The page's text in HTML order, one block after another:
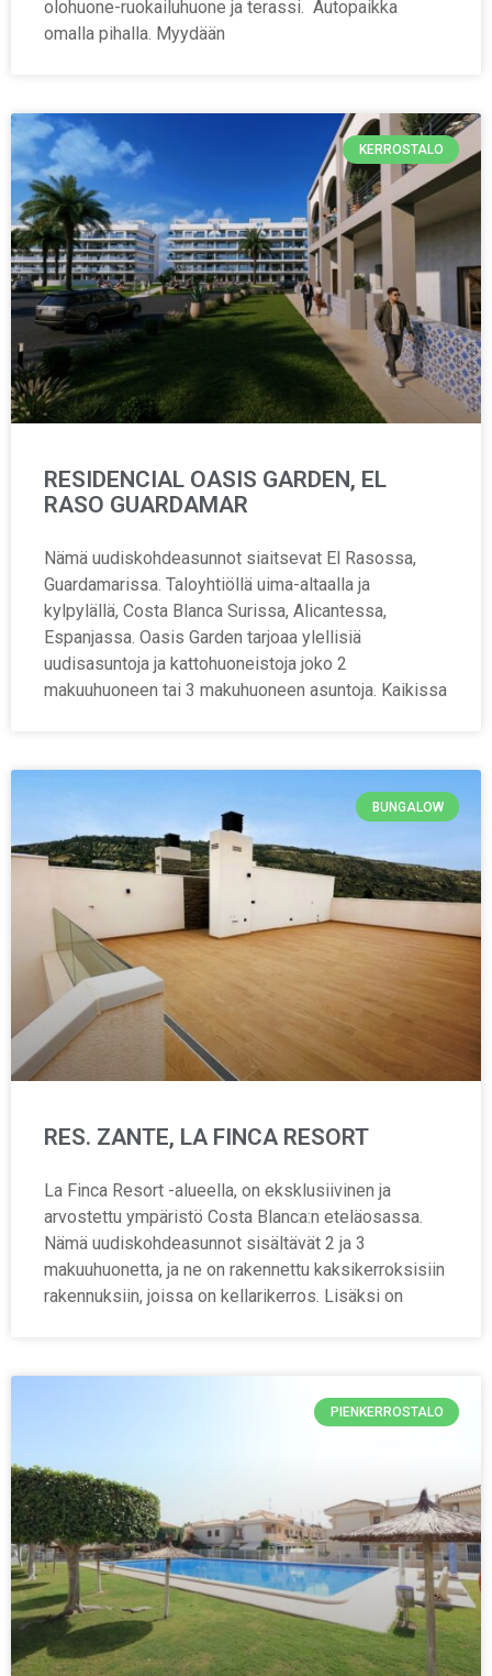
olohuone-ruokailuhuone ja terassi. Autopaikka
omalla pihalla. Myydään
KERROSTALO
RESIDENCIAL OASIS GARDEN, EL
RASO GUARDAMAR
Nämä uudiskohdeasunnot siaitsevat El Rasossa,
Guardamarissa. Taloyhtiöllä uima-altaalla ja
kylpylällä, Costa Blanca Surissa, Alicantessa,
Espanjassa. Oasis Garden tarjoaa ylellisiä
uudisasuntoja ja kattohuoneistoja joko 2
makuuhuoneen tai 3 makuhuoneen asuntoja. Kaikissa
BUNGALOW
RES. ZANTE, LA FINCA RESORT
La Finca Resort -alueella, on eksklusiivinen ja
arvostettu ympäristö Costa Blanca:n eteläosassa.
Nämä uudiskohdeasunnot sisältävät 2 ja 3
makuuhuonetta, ja ne on rakennettu kaksikerroksisiin
rakennuksiin, joissa on kellarikerros. Lisäksi on
PIENKERROSTALO